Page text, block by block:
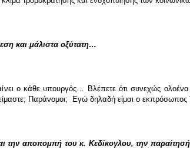
και μάλιστα οξύτατη…
ο κάθε υπουργός… Βλέπετε ότι συνεχώς ολοένα
Παράνομοι; Εγώ δηλαδή είμαι ο
αποπομπή του κ. Κεδίκογλου, την παραίτησή